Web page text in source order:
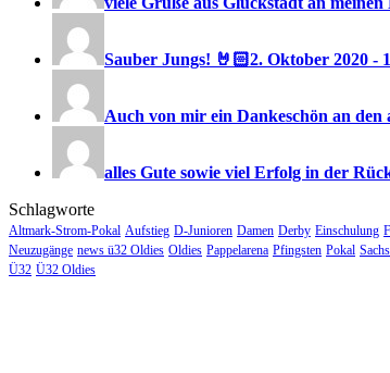
Sauber Jungs! 🤘🏻2. Oktober 2020 -
Auch von mir ein Dankeschön an
alles Gute sowie viel Erfolg in der
Schlagworte
Altmark-Strom-Pokal Aufstieg D-Junioren Damen Derby Einschulung
Neuzugänge news ü32 Oldies Oldies Pappelarena Pfingsten Pokal
Ü32 Ü32 Oldies